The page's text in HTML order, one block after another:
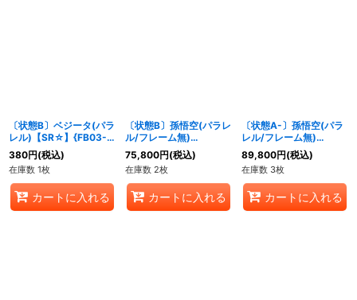
〔状態B〕ベジータ(パラ
レル)【SR☆】{FB03-
020}
380円(税込)
在庫数 1枚
カートに入れる
〔状態B〕孫悟空(パラレ
ル/フレーム無)
【SCR☆☆】{FB04-
129}
75,800円(税込)
在庫数 2枚
カートに入れる
〔状態A-〕孫悟空(パラ
レル/フレーム無)
【SCR☆☆】{FB04-
129}
89,800円(税込)
在庫数 3枚
カートに入れる